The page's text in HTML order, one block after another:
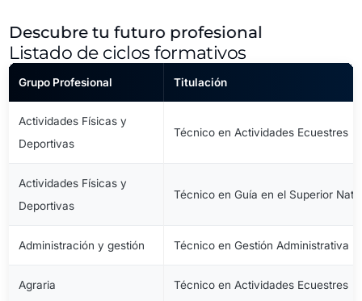
Descubre tu futuro profesional
Listado de ciclos formativos
Grupo Profesional Titulación
Actividades Físicas y
Deportivas
Técnico en Actividades Ecuestres
Actividades Físicas y
Deportivas
Técnico en Guía en el Superior
Administración y gestión Técnico en Gestión Administrativa
Agraria Técnico en Actividades Ecuestres